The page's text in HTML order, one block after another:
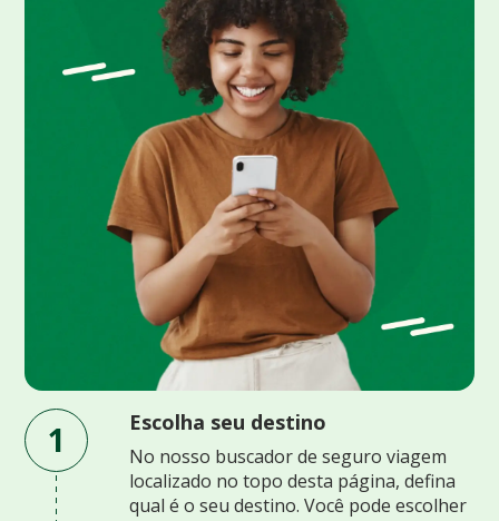
1 Escolha seu destino
No nosso buscador de seguro viagem
localizado no topo desta página, defina
qual é o seu destino. Você pode escolher